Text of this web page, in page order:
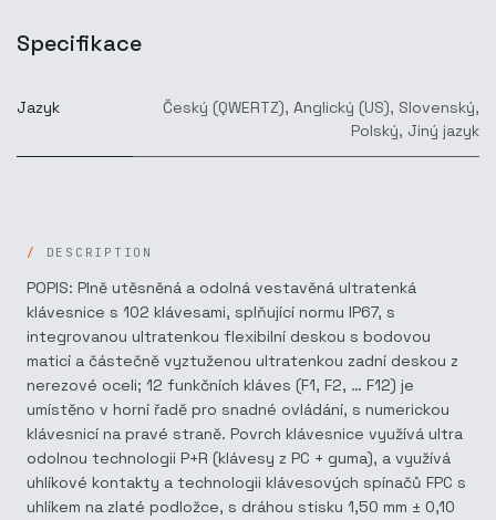
Specifikace
Jazyk Český (QWERTZ), Anglický (US), Slovenský,
Polský, Jiný jazyk
DESCRIPTION
POPIS: Plně utěsněná a odolná vestavěná ultratenká
klávesnice s 102 klávesami, splňující normu IP67, s
integrovanou ultratenkou flexibilní deskou s bodovou
maticí a částečně vyztuženou ultratenkou zadní deskou z
nerezové oceli; 12 funkčních kláves (F1, F2, … F12) je
umístěno v horní řadě pro snadné ovládání, s numerickou
klávesnicí na pravé straně. Povrch klávesnice využívá ultra
odolnou technologii P+R (klávesy z PC + guma), a využívá
uhlíkové kontakty a technologii klávesových spínačů FPC s
uhlíkem na zlaté podložce, s dráhou stisku 1,50 mm ± 0,10